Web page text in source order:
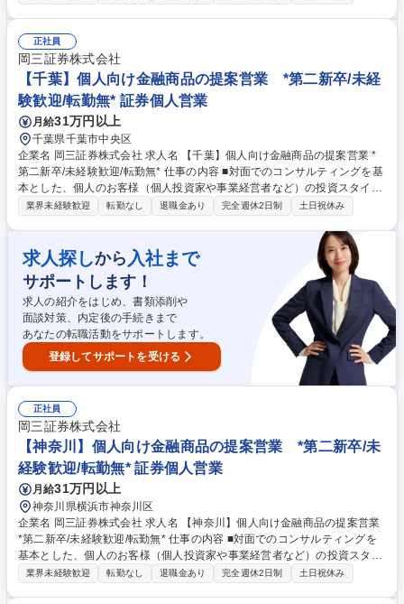
のアプローチに注力しており、資産形成のご提案に留まらず、専門部署と
の連携による事業承継やM&A、不動産管理など多様なソリューションの提
供にも力を入れています。自由な商品組成や提案ができるため、お客さま
のニーズに寄り添った提案ができることも当社ならではのやりがいを感じ
て頂けるポイントの1つです。 募集職種 【静岡】個人向け金融商品の提案
営業 *第二新卒/未経験歓迎/転勤無*
正社員
岡三証券株式会社
【千葉】個人向け金融商品の提案営業 *第二新卒/未経
験歓迎/転勤無* 証券個人営業
月給31万円以上
千葉県千葉市中央区
企業名 岡三証券株式会社 求人名 【千葉】個人向け金融商品の提案営業 *
第二新卒/未経験歓迎/転勤無* 仕事の内容 ■対面でのコンサルティングを基
本とした、個人のお客様（個人投資家や事業経営者など）の投資スタイル
やライフプラン、多様なニーズにあわせた、最適な資産形成・運用のため
投資信託、保険などに多岐にわたります。近年は事業経営者のお客さまへ
のアプローチに注力しており、資産形成のご提案に留まらず、専門部署と
の連携による事業承継やM&A、不動産管理など多様なソリューションの提
供にも力を入れています。自由な商品組成や提案ができるため、お客さま
のニーズに寄り添った提案ができることも当社ならではのやりがいを感じ
て頂けるポイントの1つです。 募集職種 【千葉】個人向け金融商品の提案
営業 *第二新卒/未経験歓迎/転勤無*
業界未経験歓迎 転勤なし 退職金あり 完全週休2日制 土日祝休み
求人探しから 入社まで
サポートします！
求人の紹介をはじめ、書類添削や
面談対策、内定後の手続きまで
あなたの転職活動をサポートします。
登録してサポートを受ける
正社員
岡三証券株式会社
【神奈川】個人向け金融商品の提案営業 *第二新卒/未
経験歓迎/転勤無* 証券個人営業
月給31万円以上
神奈川県横浜市神奈川区
企業名 岡三証券株式会社 求人名 【神奈川】個人向け金融商品の提案営業
*第二新卒/未経験歓迎/転勤無* 仕事の内容 ■対面でのコンサルティングを
基本とした、個人のお客様（個人投資家や事業経営者など）の投資スタイ
ルやライフプラン、多様なニーズにあわせた、最適な資産形成・運用のた
業界未経験歓迎 転勤なし 退職金あり 完全週休2日制 土日祝休み